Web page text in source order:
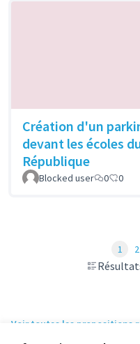
Création d'un
devant les écoles
République
Blocked user 0 0
1 2
Voir toutes les propositions